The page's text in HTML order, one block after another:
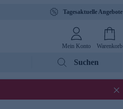
Tagesaktuelle Angebote
Mein Konto Warenkorb
Suchen